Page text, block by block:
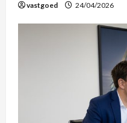
vastgoed 24/04/2026